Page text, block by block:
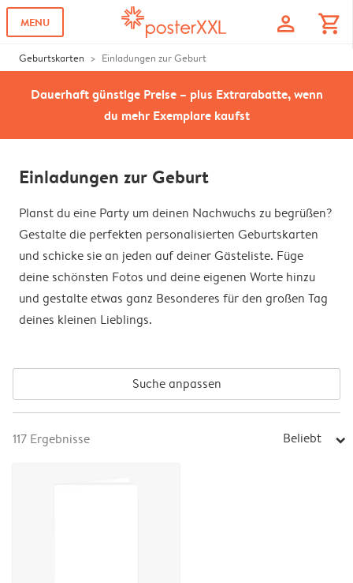
MENU profile shopping_cart
Geburtskarten Einladungen zur Geburt
Dauerhaft günstige Preise – plus Extrarabatte, wenn
du mehr Exemplare kaufst
Einladungen zur Geburt
Planst du eine Party um deinen Nachwuchs zu begrüßen?
Gestalte die perfekten personalisierten Geburtskarten
und schicke sie an jeden auf deiner Gästeliste. Füge
deine schönsten Fotos und deine eigenen Worte hinzu
und gestalte etwas ganz Besonderes für den großen Tag
deines kleinen Lieblings.
Suche anpassen
117 Ergebnisse Beliebt arrow_right